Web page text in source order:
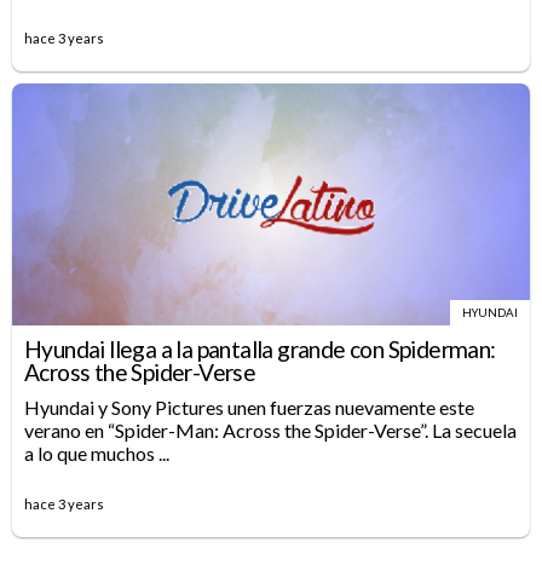
hace 3 years
HYUNDAI
Hyundai llega a la pantalla grande con Spiderman:
Across the Spider-Verse
Hyundai y Sony Pictures unen fuerzas nuevamente este
verano en “Spider-Man: Across the Spider-Verse”. La secuela
a lo que muchos ...
hace 3 years